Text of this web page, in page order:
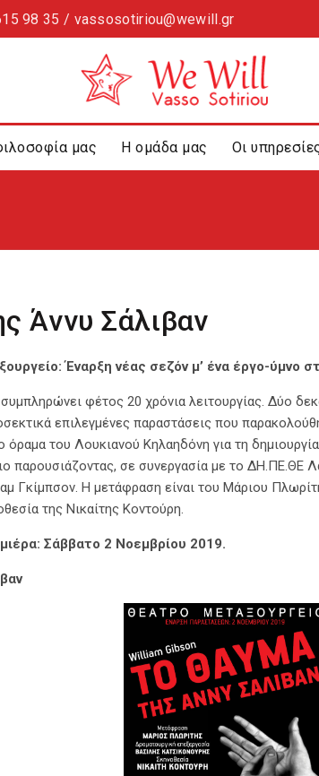
98 35 / vassosotiriou@wewill.gr
μας Η ομάδα μας Οι
Άννυ Σάλιβαν
Έναρξη νέας σεζόν μ’ ένα έργο-ύμνο
φέτος 20 χρόνια λειτουργίας. Δύο
επιλεγμένες παραστάσεις που
όραμα του Λουκιανού Κηλαηδόνη για τη
παρουσιάζοντας, σε συνεργασία με το ΔΗ.ΠΕ.ΘΕ
Γκίμπσον. Η μετάφραση είναι του Μάριου
της Νικαίτης Κοντούρη.
Σάββατο 2 Νοεμβρίου 2019.